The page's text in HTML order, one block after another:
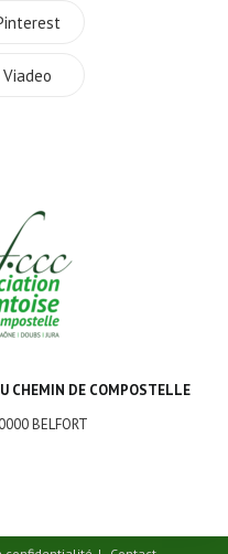
Viadeo
CHEMIN DE COMPOSTELLE
BELFORT